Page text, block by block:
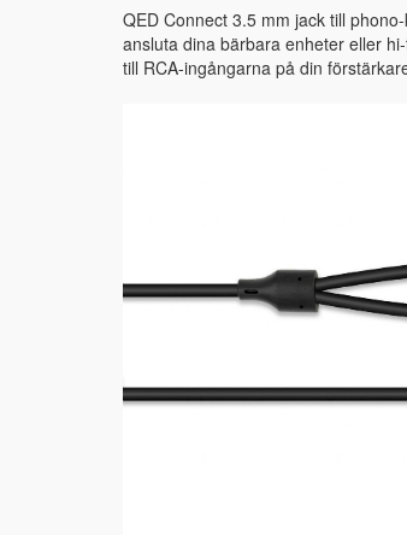
QED Connect 3.5 mm jack till
ansluta dina bärbara enheter eller
till RCA-ingångarna på din